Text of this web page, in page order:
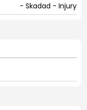
- Skadad - Injury